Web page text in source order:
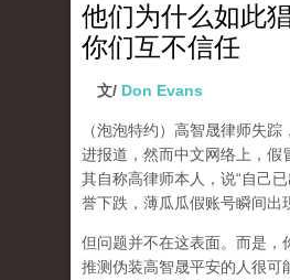
他们为什么如此
你们互不信任
文/ Don Evans
（泡泡特约） 高智晟律师失踪
进报道，然而中文网络上，假
其自称高律师本人，说“自己
誉下跌，薄瓜瓜假账号瞬间出
但问题并不在这表面。而是，
推测伪装高智晟平安的人很可